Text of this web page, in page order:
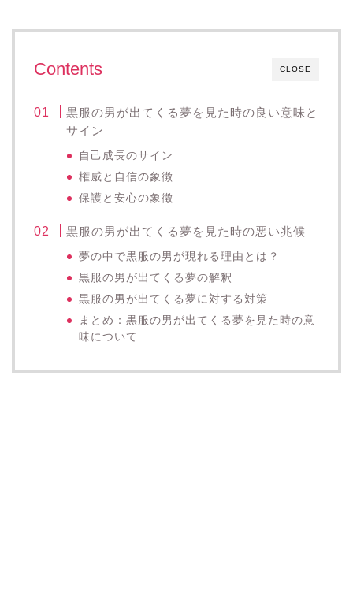
CLOSE
Contents
黒服の男が出てくる夢を見た時の良い意味と
サイン
自己成長のサイン
権威と自信の象徴
保護と安心の象徴
黒服の男が出てくる夢を見た時の悪い兆候
夢の中で黒服の男が現れる理由とは？
黒服の男が出てくる夢の解釈
黒服の男が出てくる夢に対する対策
まとめ：黒服の男が出てくる夢を見た時の意
味について